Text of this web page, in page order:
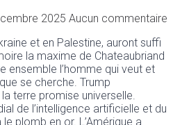
2025 Aucun commentaire
et en Palestine, auront suffi
la maxime de Chateaubriand
ensemble l’homme qui veut et
se cherche. Trump
terre promise universelle.
de l’intelligence artificielle et du
plomb en or. L’Amérique a